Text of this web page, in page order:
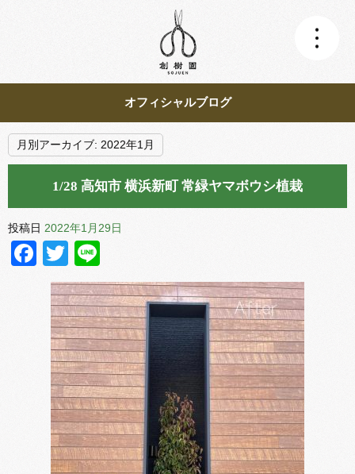
オフィシャルブログ
月別アーカイブ: 2022年1月
1/28 高知市 横浜新町 常緑ヤマボウシ植栽
投稿日 2022年1月29日
Facebook
Twitter